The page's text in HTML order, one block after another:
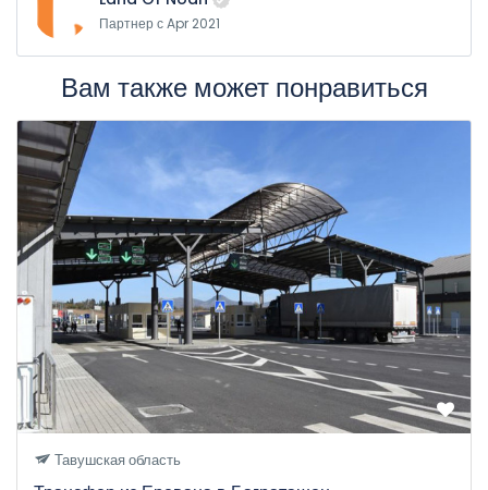
Партнер с Apr 2021
Вам также может понравиться
Тавушская область